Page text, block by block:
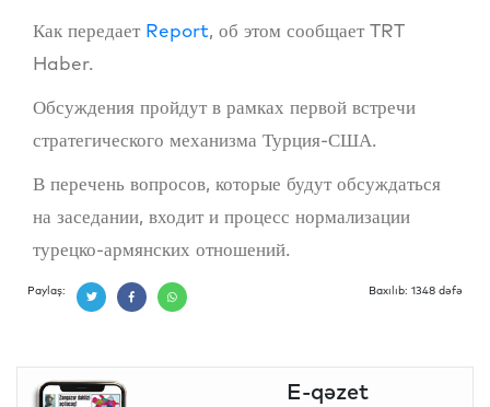
Как передает Report, об этом сообщает TRT
Haber.
Обсуждения пройдут в рамках первой встречи
стратегического механизма Турция-США.
В перечень вопросов, которые будут обсуждаться
на заседании, входит и процесс нормализации
турецко-армянских отношений.
Paylaş: Baxılıb: 1348 dəfə
E-qəzet